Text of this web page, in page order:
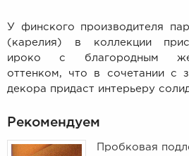
У финского производителя
(карелия) в коллекции
ироко с благородным
оттенком, что в сочетании с
декора придаст интерьеру
Рекомендуем
Пробковая